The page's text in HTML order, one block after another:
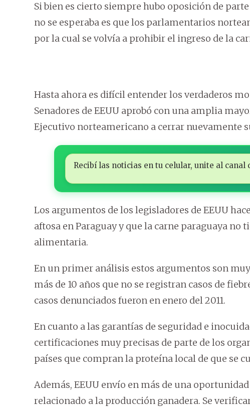
Si bien es cierto siempre hubo oposición de
no se esperaba es que los parlamentarios
por la cual se volvía a prohibir el ingreso de la
Hasta ahora es difícil entender los verdaderos
Senadores de EEUU aprobó con una amplia
Ejecutivo norteamericano a cerrar nuevamente
Recibí las noticias en tu celular, unite al canal
Los argumentos de los legisladores de EEUU
aftosa en Paraguay y que la carne paraguaya no
alimentaria.
En un primer análisis estos argumentos son
más de 10 años que no se registran casos de
casos denunciados fueron en enero del 2011.
En cuanto a las garantías de seguridad e
certificaciones muy precisas de parte de los
países que compran la proteína local de que se
Además, EEUU envío en más de una
relacionado a la producción ganadera. Se